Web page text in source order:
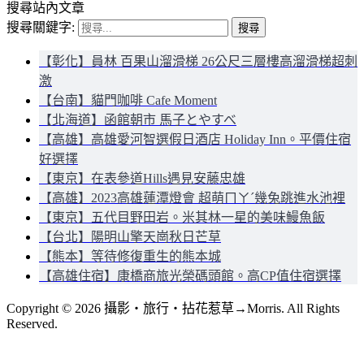
搜尋站內文章
搜尋關鍵字:
【彰化】員林 百果山溜滑梯 26公尺三層樓高溜滑梯超刺
激
【台南】貓門咖啡 Cafe Moment
【北海道】函館朝市 馬子とやすべ
【高雄】高雄愛河智選假日酒店 Holiday Inn。平價住宿
好選擇
【東京】在表參道Hills遇見安藤忠雄
【高雄】2023高雄蓮潭燈會 超萌ㄇㄚˊ幾兔跳進水池裡
【東京】五代目野田岩。米其林一星的美味鰻魚飯
【台北】陽明山擎天崗秋日芒草
【熊本】等待修復重生的熊本城
【高雄住宿】康橋商旅光榮碼頭館。高CP值住宿選擇
Copyright © 2026 攝影‧旅行‧拈花惹草→Morris. All Rights
Reserved.